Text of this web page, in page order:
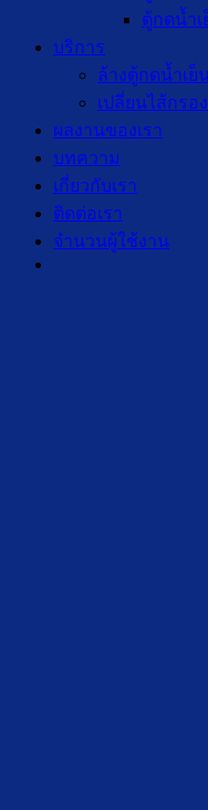
ตู้กดน้ำเ
บริการ
ล้างตู้กดน้ำเย็
เปลี่ยนไส้กรอ
ผลงานของเรา
บทความ
เกี่ยวกับเรา
ติดต่อเรา
จำนวนผู้ใช้งาน